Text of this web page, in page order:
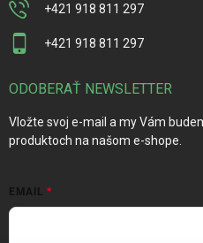
+421 918 811 297
+421 918 811 297
ODOBERAŤ NEWSLETTER
Vložte svoj e-mail a my Vám
produktoch na našom e-shope.
EMAIL